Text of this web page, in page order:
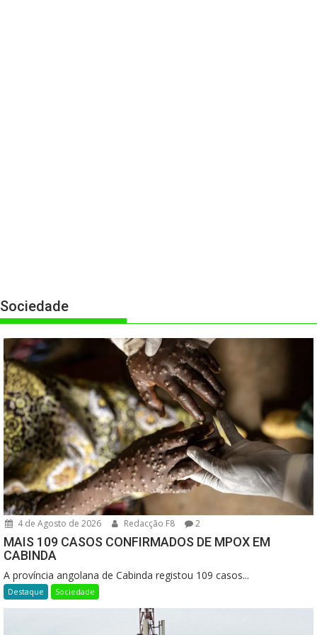
Sociedade
4 de Agosto de 2026 Redacção F8 2
MAIS 109 CASOS CONFIRMADOS DE MPOX EM
CABINDA
A província angolana de Cabinda registou 109 casos...
Destaque Sociedade